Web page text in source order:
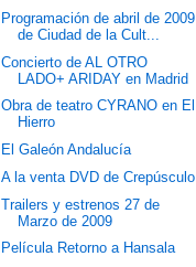
Programación de abril de 2009
de Ciudad de la Cult...
Concierto de AL OTRO
LADO+ ARIDAY en Madrid
Obra de teatro CYRANO en El
Hierro
El Galeón Andalucía
A la venta DVD de Crepúsculo
Trailers y estrenos 27 de
Marzo de 2009
Película Retorno a Hansala